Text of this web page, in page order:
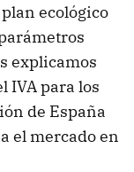
ecológico
explicamos
IVA para los
de España
el mercado en